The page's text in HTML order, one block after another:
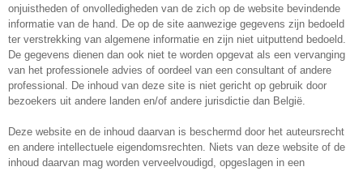
onjuistheden of onvolledigheden van de zich op de website bevindende
informatie van de hand. De op de site aanwezige gegevens zijn bedoeld
ter verstrekking van algemene informatie en zijn niet uitputtend bedoeld.
De gegevens dienen dan ook niet te worden opgevat als een vervanging
van het professionele advies of oordeel van een consultant of andere
professional. De inhoud van deze site is niet gericht op gebruik door
bezoekers uit andere landen en/of andere jurisdictie dan België.
Deze website en de inhoud daarvan is beschermd door het auteursrecht
en andere intellectuele eigendomsrechten. Niets van deze website of de
inhoud daarvan mag worden verveelvoudigd, opgeslagen in een